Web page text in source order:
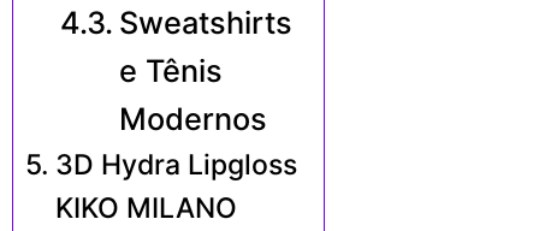
Sweatshirts
e Tênis
Modernos
3D Hydra Lipgloss
KIKO MILANO